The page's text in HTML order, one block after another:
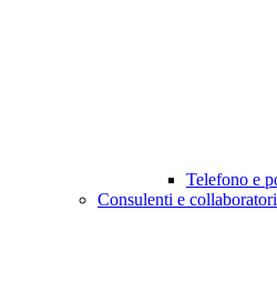
Telefono e
Consulenti e collaboratori